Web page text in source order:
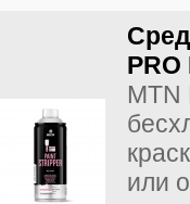
MTN
или